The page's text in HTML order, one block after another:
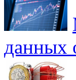
данных